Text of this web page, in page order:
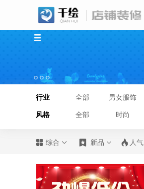
行业 全部 男女服饰
风格 全部 时尚
 综合   新品   人气